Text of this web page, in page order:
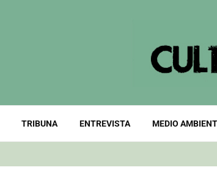
TRIBUNA ENTREVISTA MEDIO